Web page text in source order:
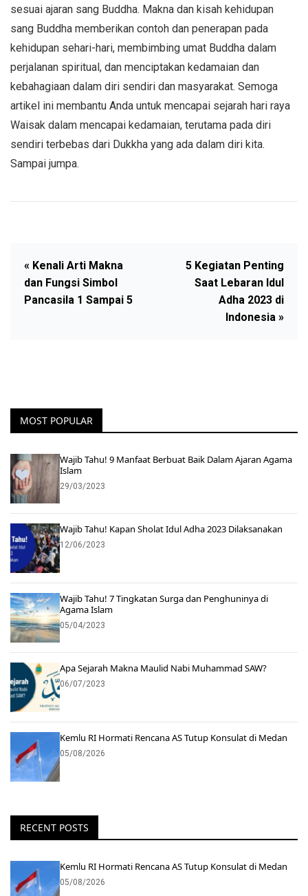
sesuai ajaran sang Buddha. Makna dan kisah kehidupan
sang Buddha memberikan contoh dan penerapan pada
kehidupan sehari-hari, membimbing umat Buddha dalam
perjalanan spiritual, dan menciptakan kedamaian dan
kebahagiaan dalam diri sendiri dan masyarakat. Semoga
artikel ini membantu Anda untuk mencapai sejarah hari raya
Waisak dalam mencapai kedamaian, terutama pada diri
sendiri terbebas dari Dukkha yang ada dalam diri kita.
Sampai jumpa.
« Kenali Arti Makna
dan Fungsi Simbol
Pancasila 1 Sampai 5
5 Kegiatan Penting
Saat Lebaran Idul
Adha 2023 di
Indonesia »
MOST POPULAR
Wajib Tahu! 9 Manfaat Berbuat Baik Dalam Ajaran Agama
Islam
29/03/2023
Wajib Tahu! Kapan Sholat Idul Adha 2023 Dilaksanakan
12/06/2023
Wajib Tahu! 7 Tingkatan Surga dan Penghuninya di
Agama Islam
05/04/2023
Apa Sejarah Makna Maulid Nabi Muhammad SAW?
06/07/2023
Kemlu RI Hormati Rencana AS Tutup Konsulat di Medan
05/08/2026
RECENT POSTS
Kemlu RI Hormati Rencana AS Tutup Konsulat di Medan
05/08/2026